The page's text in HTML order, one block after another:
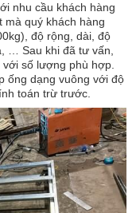
nhu cầu khách hàng
mà quý khách hàng
độ rộng, dài, độ
… Sau khi đã tư vấn,
với số lượng phù hợp.
ống dạng vuông với độ
toán trừ trước.